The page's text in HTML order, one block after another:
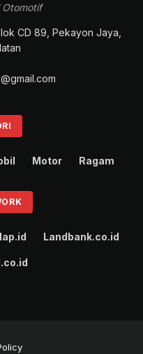
Otomotif
CD 89, Pekayon Jaya,
Motor Ragam
Landbank.co.id